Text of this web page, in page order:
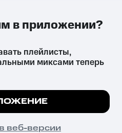
причиняет вред здоровью,
и влечёт установленную
на сайте все
плейлисты,
миксами теперь
веб-версии